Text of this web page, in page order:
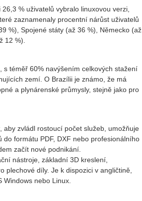
% uživatelů vybralo linuxovou verzi,
zaznamenaly procentní nárůst uživatelů
%), Spojené státy (až 36 %), Německo (až
12 %).
téměř 60% navýšením celkových stažení
zemí. O Brazílii je známo, že má
a plynárenské průmysly, stejně jako pro
aby zvládl rostoucí počet služeb, umožňuje
formátu PDF, DXF nebo profesionálního
začít nové podnikání.
nástroje, základní 3D kreslení,
plechové díly. Je k dispozici v angličtině,
nebo Linux.